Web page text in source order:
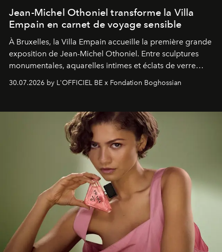
Jean-Michel Othoniel transforme la Villa
Empain en carnet de voyage sensible
À Bruxelles, la Villa Empain accueille la première grande
exposition de Jean-Michel Othoniel. Entre sculptures
monumentales, aquarelles intimes et éclats de verre
soufflé, l’artiste français compose un itinéraire
émotionnel où chaque œuvre devient le souvenir
émerveillement.
30.07.2026 by L'OFFICIEL BE x Fondation Boghossian